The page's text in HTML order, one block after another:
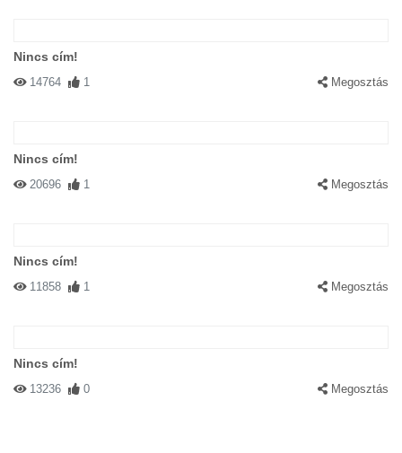
Nincs cím!
14764 1 Megosztás
Nincs cím!
20696 1 Megosztás
Nincs cím!
11858 1 Megosztás
Nincs cím!
13236 0 Megosztás